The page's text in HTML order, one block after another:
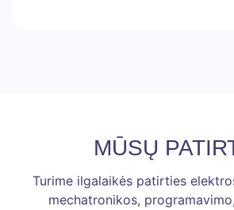
MŪSŲ
Turime ilgalaikės patirties
mechatronikos,